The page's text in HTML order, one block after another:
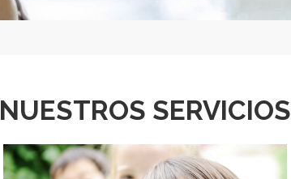
NUESTROS SERVICIOS